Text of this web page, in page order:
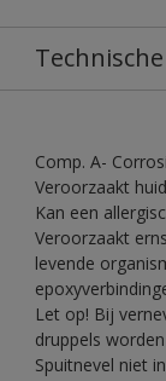
Comp. A-
Veroorzaakt
Kan een
Veroorzaakt
levende
Let op! Bij
druppels
Spuitnevel niet